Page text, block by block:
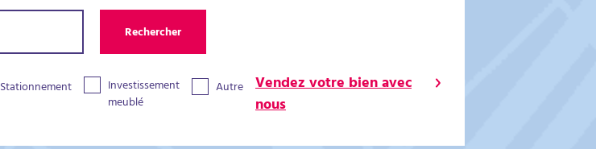
Rechercher
Stationnement Investissement
meublé
Autre Vendez votre bien avec
nous